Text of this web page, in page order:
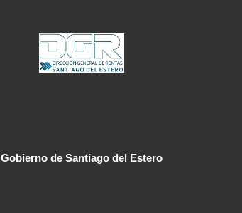
Gobierno de Santiago del Estero